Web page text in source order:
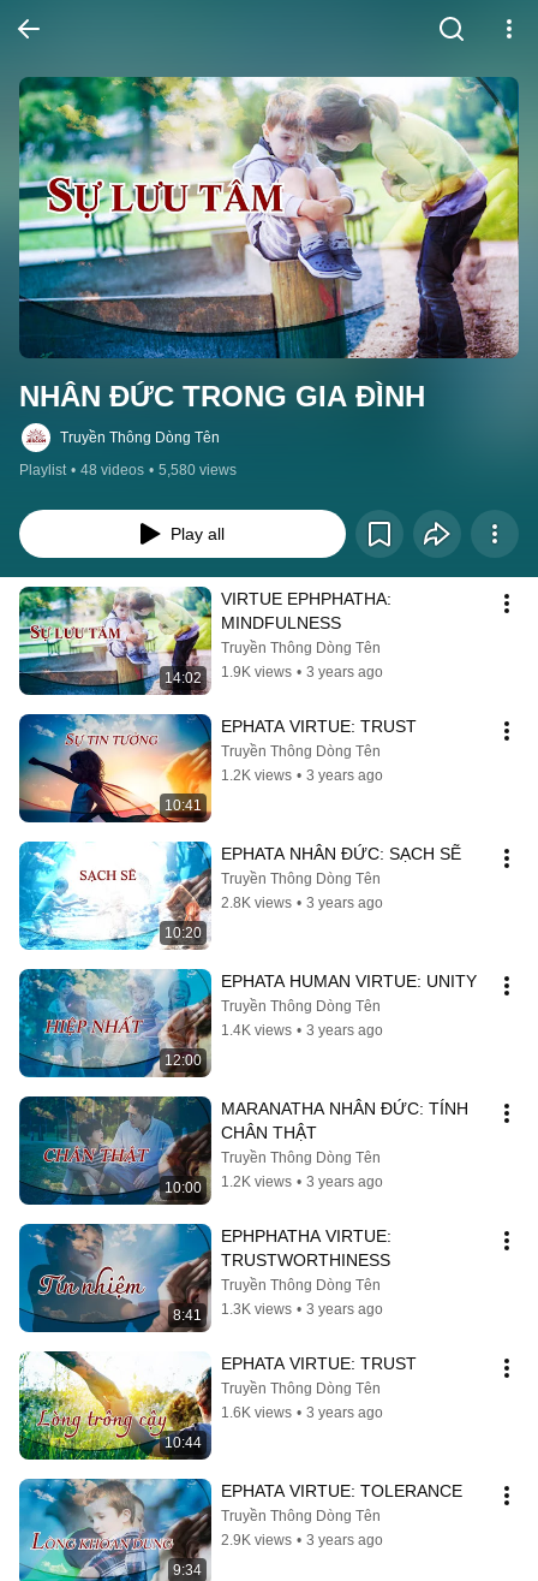
NHÂN ĐỨC TRONG GIA ĐÌNH
Truyền Thông Dòng Tên
Playlist • 48 videos • 5,580 views
Play all
14:02
VIRTUE EPHPHATHA:
MINDFULNESS
Truyền Thông Dòng Tên
1.9K views • 3 years ago
10:41
EPHATA VIRTUE: TRUST
Truyền Thông Dòng Tên
1.2K views • 3 years ago
10:20
EPHATA NHÂN ĐỨC: SẠCH SẼ
Truyền Thông Dòng Tên
2.8K views • 3 years ago
12:00
EPHATA HUMAN VIRTUE: UNITY
Truyền Thông Dòng Tên
1.4K views • 3 years ago
10:00
MARANATHA NHÂN ĐỨC: TÍNH
CHÂN THẬT
Truyền Thông Dòng Tên
1.2K views • 3 years ago
8:41
EPHPHATHA VIRTUE:
TRUSTWORTHINESS
Truyền Thông Dòng Tên
1.3K views • 3 years ago
10:44
EPHATA VIRTUE: TRUST
Truyền Thông Dòng Tên
1.6K views • 3 years ago
9:34
EPHATA VIRTUE: TOLERANCE
Truyền Thông Dòng Tên
2.9K views • 3 years ago